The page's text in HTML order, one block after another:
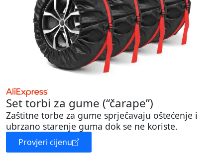
Set torbi za gume (“čarape”)
Zaštitne torbe za gume sprječavaju oštećenje i
ubrzano starenje guma dok se ne koriste.
Provjeri cijenu